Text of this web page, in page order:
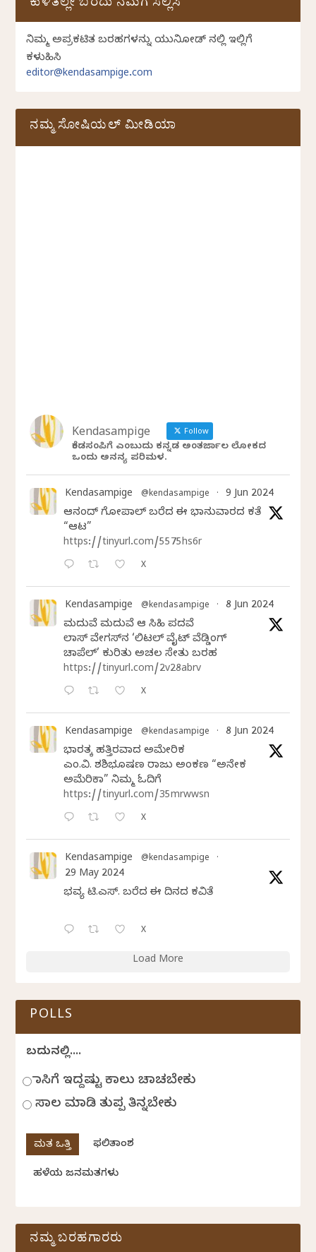
ಕುಳಿತಲ್ಲೇ ಬರೆದು ನಮಗೆ ಸಲ್ಲಿಸಿ
ನಿಮ್ಮ ಅಪ್ರಕಟಿತ ಬರಹಗಳನ್ನು ಯುನಿಕೋಡ್ ನಲ್ಲಿ ಇಲ್ಲಿಗೆ
ಕಳುಹಿಸಿ
editor@kendasampige.com
ನಮ್ಮ ಸೋಷಿಯಲ್‌ ಮೀಡಿಯಾ
Kendasampige Follow
ಕೆಂಡಸಂಪಿಗೆ ಎಂಬುದು ಕನ್ನಡ ಅಂತರ್ಜಾಲ ಲೋಕದ
ಒಂದು ಅನನ್ಯ ಪರಿಮಳ.
Kendasampige @kendasampige · 9 Jun 2024
ಆನಂದ್‌ ಗೋಪಾಲ್‌ ಬರೆದ ಈ ಭಾನುವಾರದ ಕತೆ
“ಆಟ”
https://tinyurl.com/5575hs6r
X
Kendasampige @kendasampige · 8 Jun 2024
ಮದುವೆ ಮದುವೆ ಆ ಸಿಹಿ ಪದವೆ
ಲಾಸ್‌ ವೇಗಸ್‌ನ ‘ಲಿಟಲ್ ವೈಟ್ ವೆಡ್ಡಿಂಗ್
ಚಾಪೆಲ್’ ಕುರಿತು ಅಚಲ ಸೇತು ಬರಹ
https://tinyurl.com/2v28abrv
X
Kendasampige @kendasampige · 8 Jun 2024
ಭಾರತಕ್ಕೆ ಹತ್ತಿರವಾದ ಅಮೇರಿಕ
ಎಂ.ವಿ. ಶಶಿಭೂಷಣ ರಾಜು ಅಂಕಣ “ಅನೇಕ
ಅಮೆರಿಕಾ” ನಿಮ್ಮ ಓದಿಗೆ
https://tinyurl.com/35mrwwsn
X
Kendasampige @kendasampige ·
29 May 2024
ಭವ್ಯ ಟಿ.ಎಸ್. ಬರೆದ ಈ ದಿನದ ಕವಿತೆ
X
Load More
POLLS
ಬದುಕಿನಲ್ಲಿ....
ಹಾಸಿಗೆ ಇದ್ದಷ್ಟು ಕಾಲು ಚಾಚಬೇಕು
ಸಾಲ ಮಾಡಿ ತುಪ್ಪ ತಿನ್ನಬೇಕು
ಫಲಿತಾಂಶ
ಹಳೆಯ ಜನಮತಗಳು
ನಮ್ಮ ಬರಹಗಾರರು